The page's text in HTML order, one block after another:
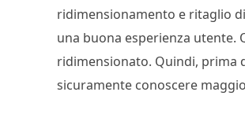
ridimensionamento e ritaglio
una buona esperienza utente.
ridimensionato. Quindi, prima
sicuramente conoscere